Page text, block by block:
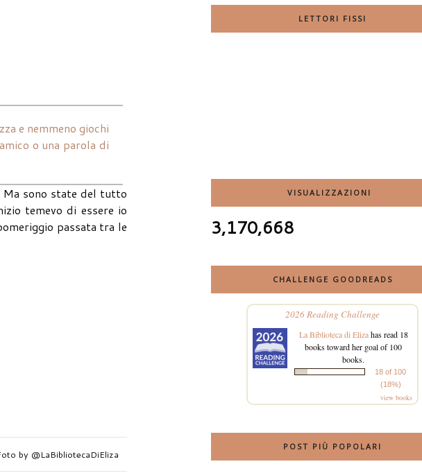
e nemmeno giochi
o una parola di
Ma sono state del tutto
temevo di essere io
passata tra le
by @LaBibliotecaDiEliza
LETTORI FISSI
VISUALIZZAZIONI
3,170,668
CHALLENGE GOODREADS
2026 Reading Challenge
La Biblioteca di Elizahas read 18
books toward her goal of 100
books.
18 of 100
(18%)
view books
POST PIÙ POPOLARI